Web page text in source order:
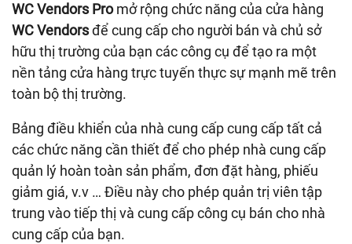
WC Vendors Promở rộng chức năng của cửa hàng
WC Vendorsđể cung cấp cho người bán và chủ sở
hữu thị trường của bạn các công cụ để tạo ra một
nền tảng cửa hàng trực tuyến thực sự mạnh mẽ trên
toàn bộ thị trường.
Bảng điều khiển của nhà cung cấp cung cấp tất cả
các chức năng cần thiết để cho phép nhà cung cấp
quản lý hoàn toàn sản phẩm, đơn đặt hàng, phiếu
giảm giá, v.v … Điều này cho phép quản trị viên tập
trung vào tiếp thị và cung cấp công cụ bán cho nhà
cung cấp của bạn.